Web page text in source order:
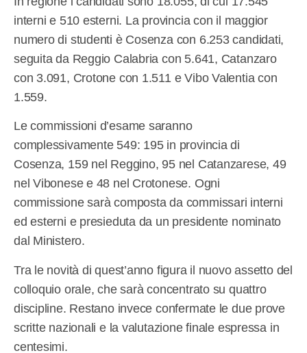
interni e 510 esterni. La provincia con il maggior
numero di studenti è Cosenza con 6.253 candidati,
seguita da Reggio Calabria con 5.641, Catanzaro
con 3.091, Crotone con 1.511 e Vibo Valentia con
1.559.
Le commissioni d’esame saranno
complessivamente 549: 195 in provincia di
Cosenza, 159 nel Reggino, 95 nel Catanzarese, 49
nel Vibonese e 48 nel Crotonese. Ogni
commissione sarà composta da commissari interni
ed esterni e presieduta da un presidente nominato
dal Ministero.
Tra le novità di quest’anno figura il nuovo assetto del
colloquio orale, che sarà concentrato su quattro
discipline. Restano invece confermate le due prove
scritte nazionali e la valutazione finale espressa in
centesimi.